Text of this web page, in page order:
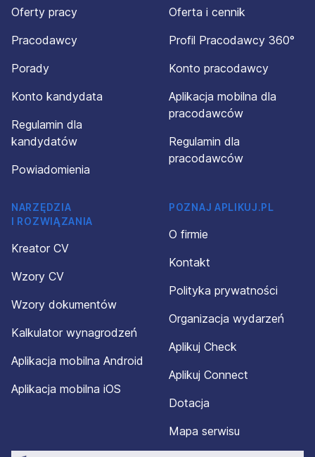
Oferty pracy
Pracodawcy
Porady
Konto kandydata
Regulamin dla
kandydatów
Powiadomienia
Oferta i cennik
Profil Pracodawcy 360°
Konto pracodawcy
Aplikacja mobilna dla
pracodawców
Regulamin dla
pracodawców
NARZĘDZIA
I ROZWIĄZANIA
Kreator CV
Wzory CV
Wzory dokumentów
Kalkulator wynagrodzeń
Aplikacja mobilna Android
Aplikacja mobilna iOS
POZNAJ APLIKUJ.PL
O firmie
Kontakt
Polityka prywatności
Organizacja wydarzeń
Aplikuj Check
Aplikuj Connect
Dotacja
Mapa serwisu